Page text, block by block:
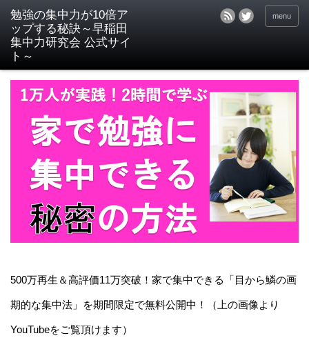
menu
500万再生＆高評価11万突破！家で集中できる「目から鱗の画
期的な集中法」を期間限定で無料公開中！（上の画像より
YouTubeをご覧頂けます）